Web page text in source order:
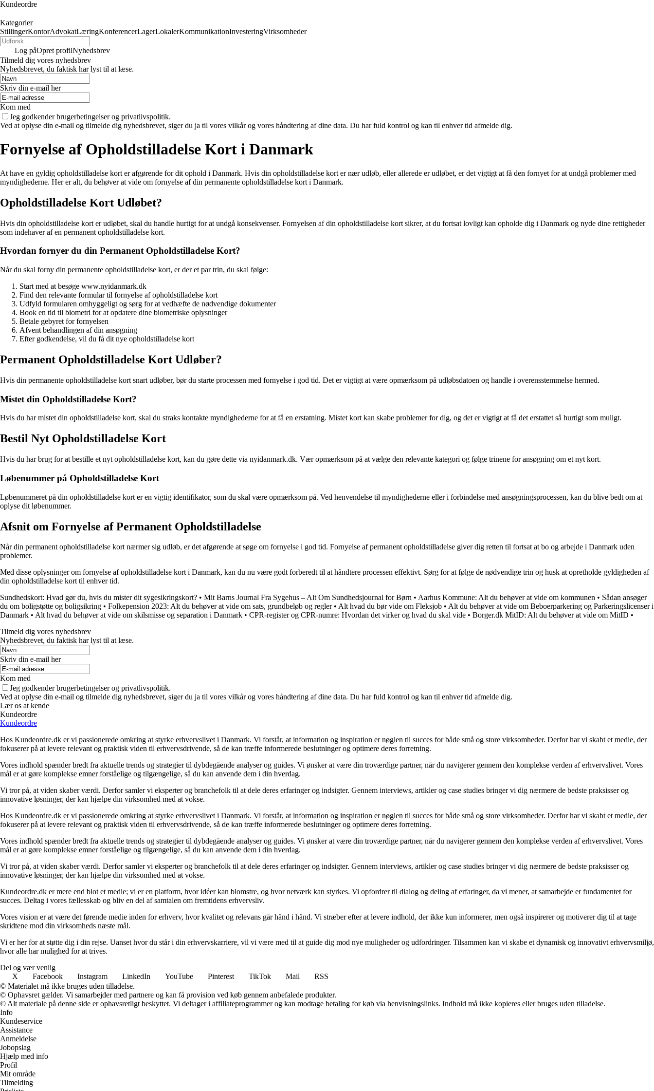
Kundeordre
Kategorier
StillingerKontorAdvokatLæringKonferencerLagerLokalerKommunikationInvesteringVirksomheder
Log påOpret profilNyhedsbrev
Tilmeld dig vores nyhedsbrev
Nyhedsbrevet, du faktisk har lyst til at læse.
Skriv din e-mail her
Kom med
Jeg godkender brugerbetingelser og privatlivspolitik.
Ved at oplyse din e-mail og tilmelde dig nyhedsbrevet, siger du ja til vores vilkår og vores håndtering af dine data. Du har fuld kontrol og kan til enhver tid afmelde dig.
Fornyelse af Opholdstilladelse Kort i Danmark
At have en gyldig opholdstilladelse kort er afgørende for dit ophold i Danmark. Hvis din opholdstilladelse kort er nær udløb, eller allerede er udløbet, er det vigtigt at få den fornyet for at undgå problemer med
myndighederne. Her er alt, du behøver at vide om fornyelse af din permanente opholdstilladelse kort i Danmark.
Opholdstilladelse Kort Udløbet?
Hvis din opholdstilladelse kort er udløbet, skal du handle hurtigt for at undgå konsekvenser. Fornyelsen af din opholdstilladelse kort sikrer, at du fortsat lovligt kan opholde dig i Danmark og nyde dine rettigheder
som indehaver af en permanent opholdstilladelse kort.
Hvordan fornyer du din Permanent Opholdstilladelse Kort?
Når du skal forny din permanente opholdstilladelse kort, er der et par trin, du skal følge:
Start med at besøge www.nyidanmark.dk
Find den relevante formular til fornyelse af opholdstilladelse kort
Udfyld formularen omhyggeligt og sørg for at vedhæfte de nødvendige dokumenter
Book en tid til biometri for at opdatere dine biometriske oplysninger
Betale gebyret for fornyelsen
Afvent behandlingen af din ansøgning
Efter godkendelse, vil du få dit nye opholdstilladelse kort
Permanent Opholdstilladelse Kort Udløber?
Hvis din permanente opholdstilladelse kort snart udløber, bør du starte processen med fornyelse i god tid. Det er vigtigt at være opmærksom på udløbsdatoen og handle i overensstemmelse hermed.
Mistet din Opholdstilladelse Kort?
Hvis du har mistet din opholdstilladelse kort, skal du straks kontakte myndighederne for at få en erstatning. Mistet kort kan skabe problemer for dig, og det er vigtigt at få det erstattet så hurtigt som muligt.
Bestil Nyt Opholdstilladelse Kort
Hvis du har brug for at bestille et nyt opholdstilladelse kort, kan du gøre dette via nyidanmark.dk. Vær opmærksom på at vælge den relevante kategori og følge trinene for ansøgning om et nyt kort.
Løbenummer på Opholdstilladelse Kort
Løbenummeret på din opholdstilladelse kort er en vigtig identifikator, som du skal være opmærksom på. Ved henvendelse til myndighederne eller i forbindelse med ansøgningsprocessen, kan du blive bedt om at
oplyse dit løbenummer.
Afsnit om Fornyelse af Permanent Opholdstilladelse
Når din permanent opholdstilladelse kort nærmer sig udløb, er det afgørende at søge om fornyelse i god tid. Fornyelse af permanent opholdstilladelse giver dig retten til fortsat at bo og arbejde i Danmark uden
problemer.
Med disse oplysninger om fornyelse af opholdstilladelse kort i Danmark, kan du nu være godt forberedt til at håndtere processen effektivt. Sørg for at følge de nødvendige trin og husk at opretholde gyldigheden af
din opholdstilladelse kort til enhver tid.
Sundhedskort: Hvad gør du, hvis du mister dit sygesikringskort? • Mit Barns Journal Fra Sygehus – Alt Om Sundhedsjournal for Børn • Aarhus Kommune: Alt du behøver at vide om kommunen • Sådan ansøger
du om boligstøtte og boligsikring • Folkepension 2023: Alt du behøver at vide om sats, grundbeløb og regler• Alt hvad du bør vide om Fleksjob • Alt du behøver at vide om Beboerparkering og Parkeringslicenser i
Danmark • Alt hvad du behøver at vide om skilsmisse og separation i Danmark • CPR-register og CPR-numre: Hvordan det virker og hvad du skal vide • Borger.dk MitID: Alt du behøver at vide om MitID •
Tilmeld dig vores nyhedsbrev
Nyhedsbrevet, du faktisk har lyst til at læse.
Skriv din e-mail her
Kom med
Jeg godkender brugerbetingelser og privatlivspolitik.
Ved at oplyse din e-mail og tilmelde dig nyhedsbrevet, siger du ja til vores vilkår og vores håndtering af dine data. Du har fuld kontrol og kan til enhver tid afmelde dig.
Lær os at kende
Kundeordre
Kundeordre
Hos Kundeordre.dk er vi passionerede omkring at styrke erhvervslivet i Danmark. Vi forstår, at information og inspiration er nøglen til succes for både små og store virksomheder. Derfor har vi skabt et medie, der
fokuserer på at levere relevant og praktisk viden til erhvervsdrivende, så de kan træffe informerede beslutninger og optimere deres forretning.
Vores indhold spænder bredt fra aktuelle trends og strategier til dybdegående analyser og guides. Vi ønsker at være din troværdige partner, når du navigerer gennem den komplekse verden af erhvervslivet. Vores
mål er at gøre komplekse emner forståelige og tilgængelige, så du kan anvende dem i din hverdag.
Vi tror på, at viden skaber værdi. Derfor samler vi eksperter og branchefolk til at dele deres erfaringer og indsigter. Gennem interviews, artikler og case studies bringer vi dig nærmere de bedste praksisser og
innovative løsninger, der kan hjælpe din virksomhed med at vokse.
Hos Kundeordre.dk er vi passionerede omkring at styrke erhvervslivet i Danmark. Vi forstår, at information og inspiration er nøglen til succes for både små og store virksomheder. Derfor har vi skabt et medie, der
fokuserer på at levere relevant og praktisk viden til erhvervsdrivende, så de kan træffe informerede beslutninger og optimere deres forretning.
Vores indhold spænder bredt fra aktuelle trends og strategier til dybdegående analyser og guides. Vi ønsker at være din troværdige partner, når du navigerer gennem den komplekse verden af erhvervslivet. Vores
mål er at gøre komplekse emner forståelige og tilgængelige, så du kan anvende dem i din hverdag.
Vi tror på, at viden skaber værdi. Derfor samler vi eksperter og branchefolk til at dele deres erfaringer og indsigter. Gennem interviews, artikler og case studies bringer vi dig nærmere de bedste praksisser og
innovative løsninger, der kan hjælpe din virksomhed med at vokse.
Kundeordre.dk er mere end blot et medie; vi er en platform, hvor idéer kan blomstre, og hvor netværk kan styrkes. Vi opfordrer til dialog og deling af erfaringer, da vi mener, at samarbejde er fundamentet for
succes. Deltag i vores fællesskab og bliv en del af samtalen om fremtidens erhvervsliv.
Vores vision er at være det førende medie inden for erhverv, hvor kvalitet og relevans går hånd i hånd. Vi stræber efter at levere indhold, der ikke kun informerer, men også inspirerer og motiverer dig til at tage
skridtene mod din virksomheds næste mål.
Vi er her for at støtte dig i din rejse. Uanset hvor du står i din erhvervskarriere, vil vi være med til at guide dig mod nye muligheder og udfordringer. Tilsammen kan vi skabe et dynamisk og innovativt erhvervsmiljø,
hvor alle har mulighed for at trives.
Del og vær venlig
X
Facebook Instagram LinkedIn YouTube Pinterest TikTok Mail
RSS
© Materialet må ikke bruges uden tilladelse.
© Ophavsret gælder. Vi samarbejder med partnere og kan få provision ved køb gennem anbefalede produkter.
© Alt materiale på denne side er ophavsretligt beskyttet. Vi deltager i affiliateprogrammer og kan modtage betaling for køb via henvisningslinks. Indhold må ikke kopieres eller bruges uden tilladelse.
Info
Kundeservice
Assistance
Anmeldelse
Jobopslag
Hjælp med info
Profil
Mit område
Tilmelding